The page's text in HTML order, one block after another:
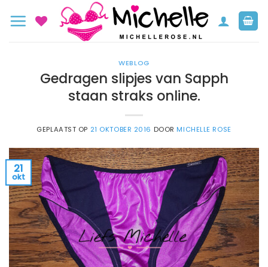
naar
WEBLOG
Gedragen slipjes van Sapph
staan straks online.
GEPLAATST OP 21 OKTOBER 2016 DOORMICHELLE ROSE
21
okt